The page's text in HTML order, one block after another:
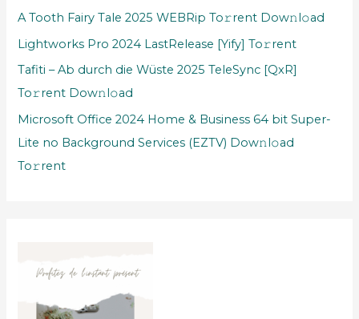
A Tooth Fairy Tale 2025 WEBRip To𝚛rent Dow𝚗l𝚘ad
Lightworks Pro 2024 LastRelease [Yify] To𝚛rent
Tafiti – Ab durch die Wüste 2025 TeleSync [QxR]
To𝚛rent Dow𝚗l𝚘ad
Microsoft Office 2024 Home & Business 64 bit Super-
Lite no Background Services (EZTV) Dow𝚗l𝚘ad
To𝚛rent